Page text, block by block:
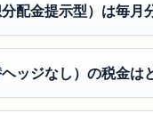
配金提示型）は毎月
ッジなし）の税金は